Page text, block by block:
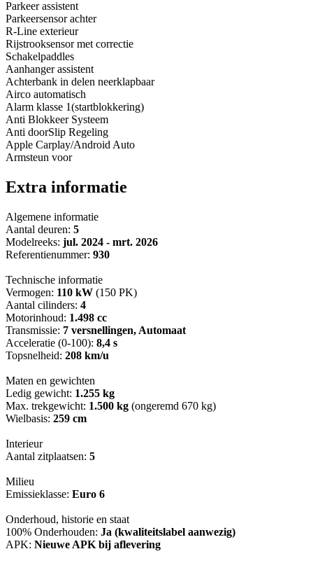
Parkeer assistent
Parkeersensor achter
R-Line exterieur
Rijstrooksensor met correctie
Schakelpaddles
Aanhanger assistent
Achterbank in delen neerklapbaar
Airco automatisch
Alarm klasse 1(startblokkering)
Anti Blokkeer Systeem
Anti doorSlip Regeling
Apple Carplay/Android Auto
Armsteun voor
Extra informatie
Algemene informatie
Aantal deuren: 5
Modelreeks: jul. 2024 - mrt. 2026
Referentienummer: 930
Technische informatie
Vermogen: 110 kW (150 PK)
Aantal cilinders: 4
Motorinhoud: 1.498 cc
Transmissie: 7 versnellingen, Automaat
Acceleratie (0-100): 8,4 s
Topsnelheid: 208 km/u
Maten en gewichten
Ledig gewicht: 1.255 kg
Max. trekgewicht: 1.500 kg (ongeremd 670 kg)
Wielbasis: 259 cm
Interieur
Aantal zitplaatsen: 5
Milieu
Emissieklasse: Euro 6
Onderhoud, historie en staat
100% Onderhouden: Ja (kwaliteitslabel aanwezig)
APK: Nieuwe APK bij aflevering